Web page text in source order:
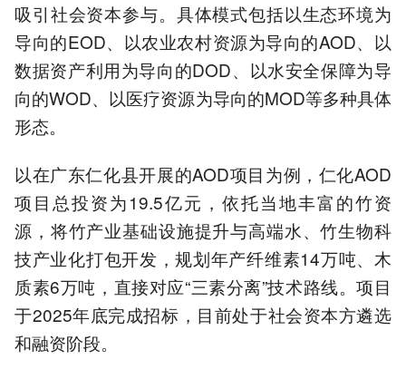
吸引社会资本参与。具体模式包括以生态环境为
导向的EOD、以农业农村资源为导向的AOD、以
数据资产利用为导向的DOD、以水安全保障为导
向的WOD、以医疗资源为导向的MOD等多种具体
形态。
以在广东仁化县开展的AOD项目为例，仁化AOD
项目总投资为19.5亿元，依托当地丰富的竹资
源，将竹产业基础设施提升与高端水、竹生物科
技产业化打包开发，规划年产纤维素14万吨、木
质素6万吨，直接对应“三素分离”技术路线。项目
于2025年底完成招标，目前处于社会资本方遴选
和融资阶段。